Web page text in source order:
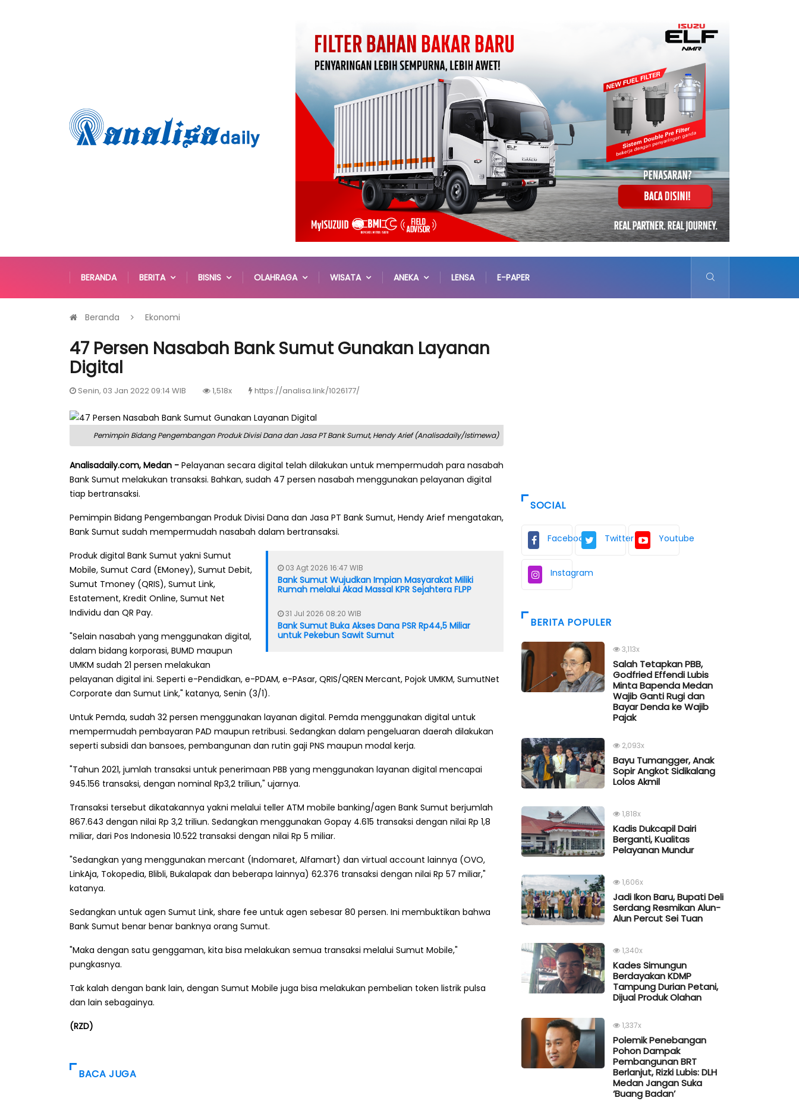
BERANDA BERITA BISNIS OLAHRAGA WISATA ANEKA LENSA E-PAPER
Beranda Ekonomi
47 Persen Nasabah Bank Sumut Gunakan Layanan
Digital
Senin, 03 Jan 2022 09:14 WIB 1,518x https://analisa.link/1026177/
Pemimpin Bidang Pengembangan Produk Divisi Dana dan Jasa PT Bank Sumut, Hendy Arief (Analisadaily/Istimewa)
Analisadaily.com, Medan - Pelayanan secara digital telah dilakukan untuk mempermudah para nasabah
Bank Sumut melakukan transaksi. Bahkan, sudah 47 persen nasabah menggunakan pelayanan digital
tiap bertransaksi.
Pemimpin Bidang Pengembangan Produk Divisi Dana dan Jasa PT Bank Sumut, Hendy Arief mengatakan,
Bank Sumut sudah mempermudah nasabah dalam bertransaksi.
03 Agt 2026 16:47 WIB
Bank Sumut Wujudkan Impian Masyarakat Miliki
Rumah melalui Akad Massal KPR Sejahtera FLPP
31 Jul 2026 08:20 WIB
Bank Sumut Buka Akses Dana PSR Rp44,5 Miliar
untuk Pekebun Sawit Sumut
Produk digital Bank Sumut yakni Sumut
Mobile, Sumut Card (EMoney), Sumut Debit,
Sumut Tmoney (QRIS), Sumut Link,
Estatement, Kredit Online, Sumut Net
Individu dan QR Pay.
"Selain nasabah yang menggunakan digital,
dalam bidang korporasi, BUMD maupun
UMKM sudah 21 persen melakukan
pelayanan digital ini. Seperti e-Pendidkan, e-PDAM, e-PAsar, QRIS/QREN Mercant, Pojok UMKM, SumutNet
Corporate dan Sumut Link," katanya, Senin (3/1).
Untuk Pemda, sudah 32 persen menggunakan layanan digital. Pemda menggunakan digital untuk
mempermudah pembayaran PAD maupun retribusi. Sedangkan dalam pengeluaran daerah dilakukan
seperti subsidi dan bansoes, pembangunan dan rutin gaji PNS maupun modal kerja.
"Tahun 2021, jumlah transaksi untuk penerimaan PBB yang menggunakan layanan digital mencapai
945.156 transaksi, dengan nominal Rp3,2 triliun," ujarnya.
Transaksi tersebut dikatakannya yakni melalui teller ATM mobile banking/agen Bank Sumut berjumlah
867.643 dengan nilai Rp 3,2 triliun. Sedangkan menggunakan Gopay 4.615 transaksi dengan nilai Rp 1,8
miliar, dari Pos Indonesia 10.522 transaksi dengan nilai Rp 5 miliar.
"Sedangkan yang menggunakan mercant (Indomaret, Alfamart) dan virtual account lainnya (OVO,
LinkAja, Tokopedia, Blibli, Bukalapak dan beberapa lainnya) 62.376 transaksi dengan nilai Rp 57 miliar,"
katanya.
Sedangkan untuk agen Sumut Link, share fee untuk agen sebesar 80 persen. Ini membuktikan bahwa
Bank Sumut benar benar banknya orang Sumut.
"Maka dengan satu genggaman, kita bisa melakukan semua transaksi melalui Sumut Mobile,"
pungkasnya.
Tak kalah dengan bank lain, dengan Sumut Mobile juga bisa melakukan pembelian token listrik pulsa
dan lain sebagainya.
(RZD)
BACA JUGA
SOCIAL
Facebook Twitter Youtube
Instagram
BERITA POPULER
3,113x
Salah Tetapkan PBB,
Godfried Effendi Lubis
Minta Bapenda Medan
Wajib Ganti Rugi dan
Bayar Denda ke Wajib
Pajak
2,093x
Bayu Tumangger, Anak
Sopir Angkot Sidikalang
Lolos Akmil
1,818x
Kadis Dukcapil Dairi
Berganti, Kualitas
Pelayanan Mundur
1,606x
Jadi Ikon Baru, Bupati Deli
Serdang Resmikan Alun-
Alun Percut Sei Tuan
1,340x
Kades Simungun
Berdayakan KDMP
Tampung Durian Petani,
Dijual Produk Olahan
1,337x
Polemik Penebangan
Pohon Dampak
Pembangunan BRT
Berlanjut, Rizki Lubis: DLH
Medan Jangan Suka
‘Buang Badan’